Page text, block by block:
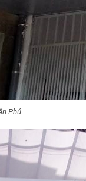
Phú